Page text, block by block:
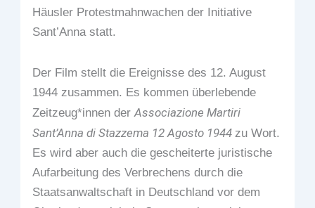
Häusler Protestmahnwachen der Initiative
Sant’Anna statt.
Der Film stellt die Ereignisse des 12. August
1944 zusammen. Es kommen überlebende
Zeitzeug*innen derAssociazione Martiri
Sant’Anna di Stazzema 12 Agosto 1944 zu Wort.
Es wird aber auch die gescheiterte juristische
Aufarbeitung des Verbrechens durch die
Staatsanwaltschaft in Deutschland vor dem